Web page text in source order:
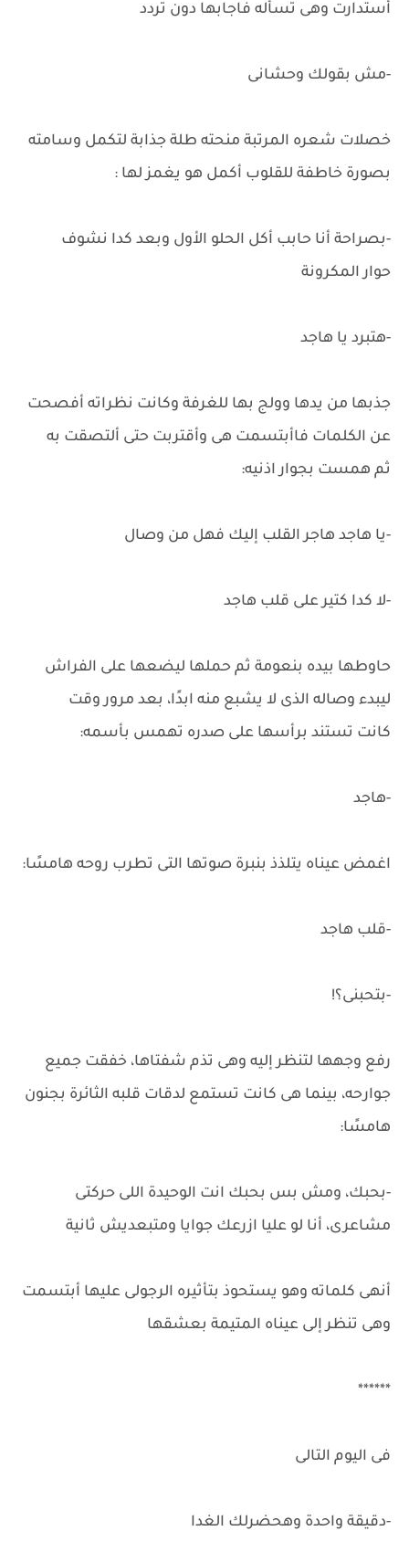
أستدارت وهى تسأله فاجابها دون تردد
-مش بقولك وحشانى
خصلات شعره المرتبة منحته طلة جذابة لتكمل وسامته
بصورة خاطفة للقلوب أكمل هو يغمز لها :
-بصراحة أنا حابب أكل الحلو الأول وبعد كدا نشوف
حوار المكرونة
-هتبرد يا هاجد
جذبها من يدها وولج بها للغرفة وكانت نظراته أفصحت
عن الكلمات فاأبتسمت هى وأقتربت حتى ألتصقت به
ثم همست بجوار اذنيه:
-يا هاجد هاجر القلب إليك فهل من وصال
-لا كدا كتير على قلب هاجد
حاوطها بيده بنعومة ثم حملها ليضعها على الفراش
ليبدء وصاله الذى لا يشبع منه ابدًا، بعد مرور وقت
كانت تستند برأسها على صدره تهمس بأسمه:
-هاجد
اغمض عيناه يتلذذ بنبرة صوتها التى تطرب روحه هامسًا:
-قلب هاجد
-بتحبنى؟!
رفع وجهها لتنظر إليه وهى تذم شفتاها، خفقت جميع
جوارحه، بينما هى كانت تستمع لدقات قلبه الثائرة بجنون
هامسًا:
-بحبك، ومش بس بحبك انت الوحيدة اللى حركتى
مشاعرى، أنا لو عليا ازرعك جوايا ومتبعديش ثانية
أنهى كلماته وهو يستحوذ بتأثيره الرجولى عليها أبتسمت
وهى تنظر إلى عيناه المتيمة بعشقها
******
فى اليوم التالى
-دقيقة واحدة وهحضرلك الغدا